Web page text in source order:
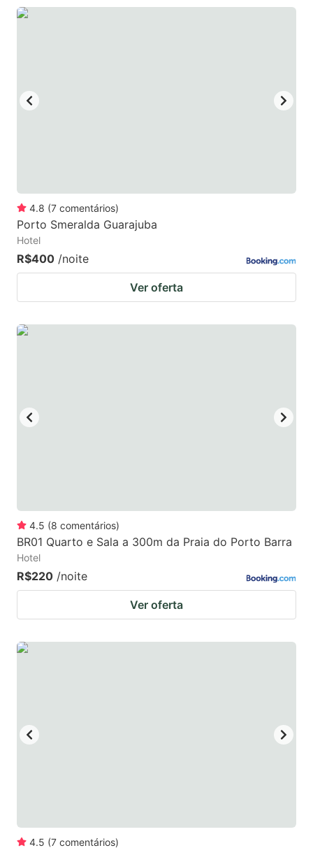
4.8 (7 comentários)
Porto Smeralda Guarajuba
Hotel
R$400 /noite
Ver oferta
4.5 (8 comentários)
BR01 Quarto e Sala a 300m da Praia do Porto Barra
Hotel
R$220 /noite
Ver oferta
4.5 (7 comentários)